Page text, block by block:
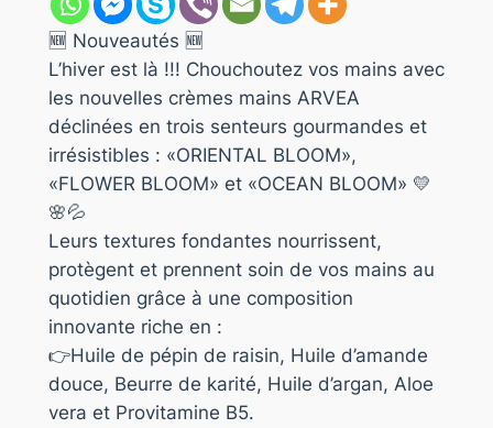
🆕 Nouveautés 🆕
L’hiver est là !!! Chouchoutez vos mains avec
les nouvelles crèmes mains ARVEA
déclinées en trois senteurs gourmandes et
irrésistibles : «ORIENTAL BLOOM»,
«FLOWER BLOOM» et «OCEAN BLOOM» 💛
🌸💦
Leurs textures fondantes nourrissent,
protègent et prennent soin de vos mains au
quotidien grâce à une composition
innovante riche en :
👉Huile de pépin de raisin, Huile d’amande
douce, Beurre de karité, Huile d’argan, Aloe
vera et Provitamine B5.